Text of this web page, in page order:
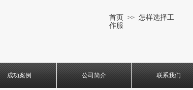
首页 >> 怎样选择工
作服
成功案例 公司简介 联系我们